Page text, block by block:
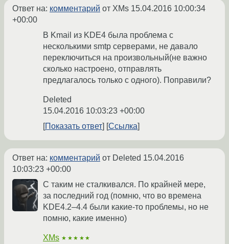
Ответ на: комментарий от XMs 15.04.2016 10:00:34
+00:00
В Kmail из KDE4 была проблема с
несколькими smtp серверами, не давало
переключиться на произвольный(не важно
сколько настроено, отправлять
предлагалось только с одного). Поправили?
Deleted
15.04.2016 10:03:23 +00:00
Показать ответ
Ссылка
Ответ на: комментарий от Deleted 15.04.2016
10:03:23 +00:00
С таким не сталкивался. По крайней мере,
за последний год (помню, что во времена
KDE4.2–4.4 были какие-то проблемы, но не
помню, какие именно)
XMs ★★★★★